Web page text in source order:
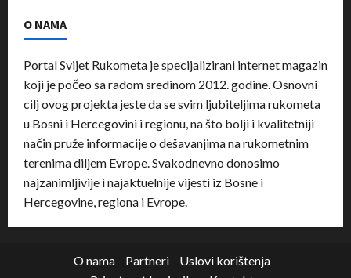
O NAMA
Portal Svijet Rukometa je specijalizirani internet magazin
koji je počeo sa radom sredinom 2012. godine. Osnovni
cilj ovog projekta jeste da se svim ljubiteljima rukometa
u Bosni i Hercegovini i regionu, na što bolji i kvalitetniji
način pruže informacije o dešavanjima na rukometnim
terenima diljem Evrope. Svakodnevno donosimo
najzanimljivije i najaktuelnije vijesti iz Bosne i
Hercegovine, regiona i Evrope.
O nama Partneri
Uslovi korištenja